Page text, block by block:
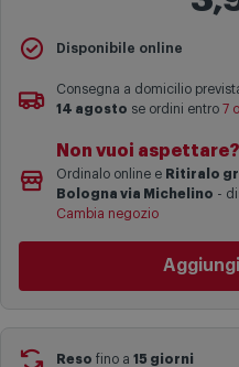
Il Prezzo Consigliato
prezzo finale di vendita anche
Disponibile online
Consegna a domicilio
14 agosto se ordini entro 7
Le date previste per la
basata sulle statistiche di
I tempi di consegna effettivi
complesse come isole e regioni
festivi e ricorrenze principali o
Si ricorda inoltre che i prodotti
Non vuoi aspettare?
Ordinalo online e Ritiralo
Bologna via Michelino -
Cambia negozio
Reso fino a 15 giorni